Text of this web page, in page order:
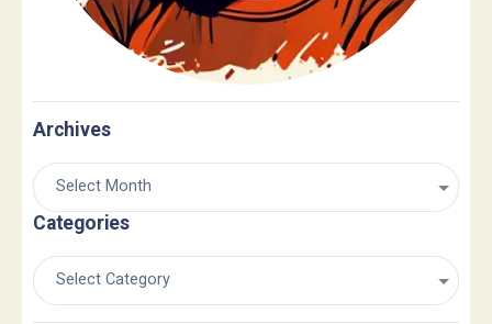
Archives
Categories